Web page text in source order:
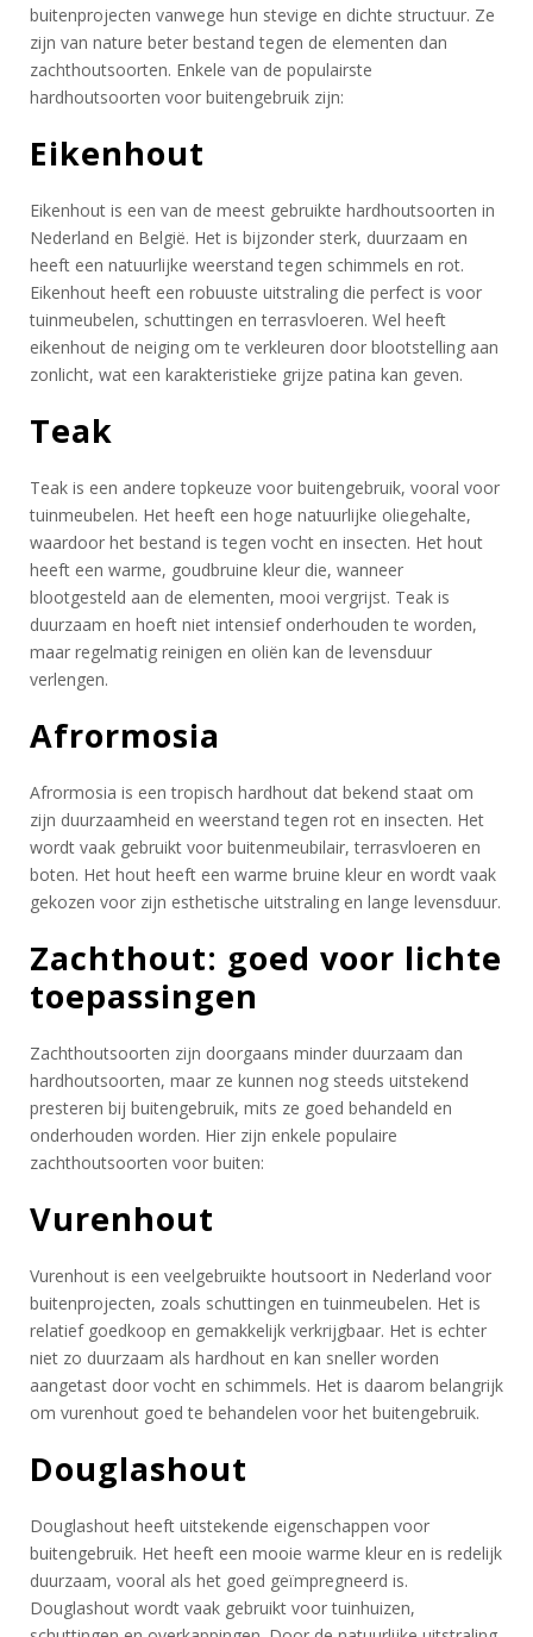
buitenprojecten vanwege hun stevige en dichte structuur. Ze
zijn van nature beter bestand tegen de elementen dan
zachthoutsoorten. Enkele van de populairste
hardhoutsoorten voor buitengebruik zijn:
Eikenhout
Eikenhout is een van de meest gebruikte hardhoutsoorten in
Nederland en België. Het is bijzonder sterk, duurzaam en
heeft een natuurlijke weerstand tegen schimmels en rot.
Eikenhout heeft een robuuste uitstraling die perfect is voor
tuinmeubelen, schuttingen en terrasvloeren. Wel heeft
eikenhout de neiging om te verkleuren door blootstelling aan
zonlicht, wat een karakteristieke grijze patina kan geven.
Teak
Teak is een andere topkeuze voor buitengebruik, vooral voor
tuinmeubelen. Het heeft een hoge natuurlijke oliegehalte,
waardoor het bestand is tegen vocht en insecten. Het hout
heeft een warme, goudbruine kleur die, wanneer
blootgesteld aan de elementen, mooi vergrijst. Teak is
duurzaam en hoeft niet intensief onderhouden te worden,
maar regelmatig reinigen en oliën kan de levensduur
verlengen.
Afrormosia
Afrormosia is een tropisch hardhout dat bekend staat om
zijn duurzaamheid en weerstand tegen rot en insecten. Het
wordt vaak gebruikt voor buitenmeubilair, terrasvloeren en
boten. Het hout heeft een warme bruine kleur en wordt vaak
gekozen voor zijn esthetische uitstraling en lange levensduur.
Zachthout: goed voor lichte
toepassingen
Zachthoutsoorten zijn doorgaans minder duurzaam dan
hardhoutsoorten, maar ze kunnen nog steeds uitstekend
presteren bij buitengebruik, mits ze goed behandeld en
onderhouden worden. Hier zijn enkele populaire
zachthoutsoorten voor buiten:
Vurenhout
Vurenhout is een veelgebruikte houtsoort in Nederland voor
buitenprojecten, zoals schuttingen en tuinmeubelen. Het is
relatief goedkoop en gemakkelijk verkrijgbaar. Het is echter
niet zo duurzaam als hardhout en kan sneller worden
aangetast door vocht en schimmels. Het is daarom belangrijk
om vurenhout goed te behandelen voor het buitengebruik.
Douglashout
Douglashout heeft uitstekende eigenschappen voor
buitengebruik. Het heeft een mooie warme kleur en is redelijk
duurzaam, vooral als het goed geïmpregneerd is.
Douglashout wordt vaak gebruikt voor tuinhuizen,